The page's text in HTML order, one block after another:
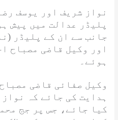
نواز شریف اور یوسف
پلیڈر عدالت میں پیش
جانب سے ان کے پلیڈر
اور وکیل قاضی مصباح
ہوئے۔
وکیل صفائی قاضی
ہدایت کی جائے کہ
کیا جائے، جس پر جج